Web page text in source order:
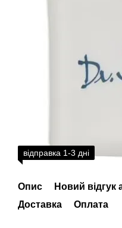
відправка 1-3 дні
Опис
Новий відгук
Доставка
Оплата